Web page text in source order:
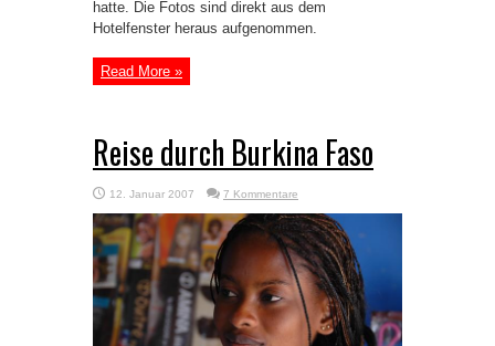
hatte. Die Fotos sind direkt aus dem
Hotelfenster heraus aufgenommen.
Read More »
Reise durch Burkina Faso
12. Januar 2007 7 Kommentare